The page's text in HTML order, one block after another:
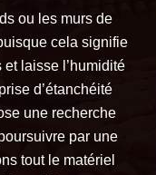
ou les murs de
cela signifie
laisse l’humidité
d’étanchéité
une recherche
par une
tout le matériel